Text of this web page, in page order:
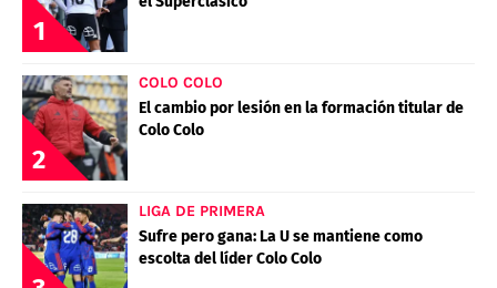
1
2
COLO COLO
El cambio por lesión en la formación titular de
Colo Colo
LIGA DE PRIMERA
Sufre pero gana: La U se mantiene como
escolta del líder Colo Colo